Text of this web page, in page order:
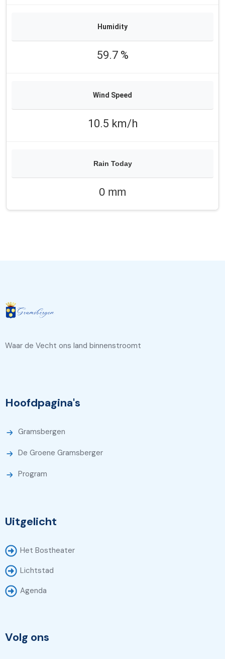
59.7 %
10.5 km/h
0 mm
Waar de Vecht ons land binnenstroomt
Hoofdpagina's
Gramsbergen
De Groene Gramsberger
Program
Uitgelicht
Het Bostheater
Lichtstad
Agenda
Volg ons